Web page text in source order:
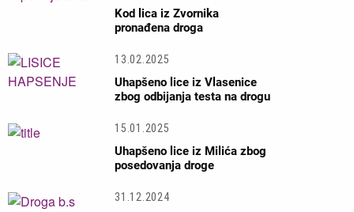
Kod lica iz Zvornika
pronađena droga
13.02.2025
Uhapšeno lice iz Vlasenice
zbog odbijanja testa na drogu
15.01.2025
Uhapšeno lice iz Milića zbog
posedovanja droge
31.12.2024